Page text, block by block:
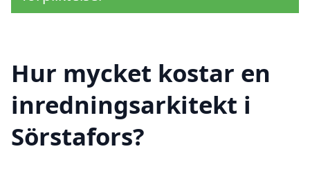
Hur mycket kostar en
inredningsarkitekt i
Sörstafors?